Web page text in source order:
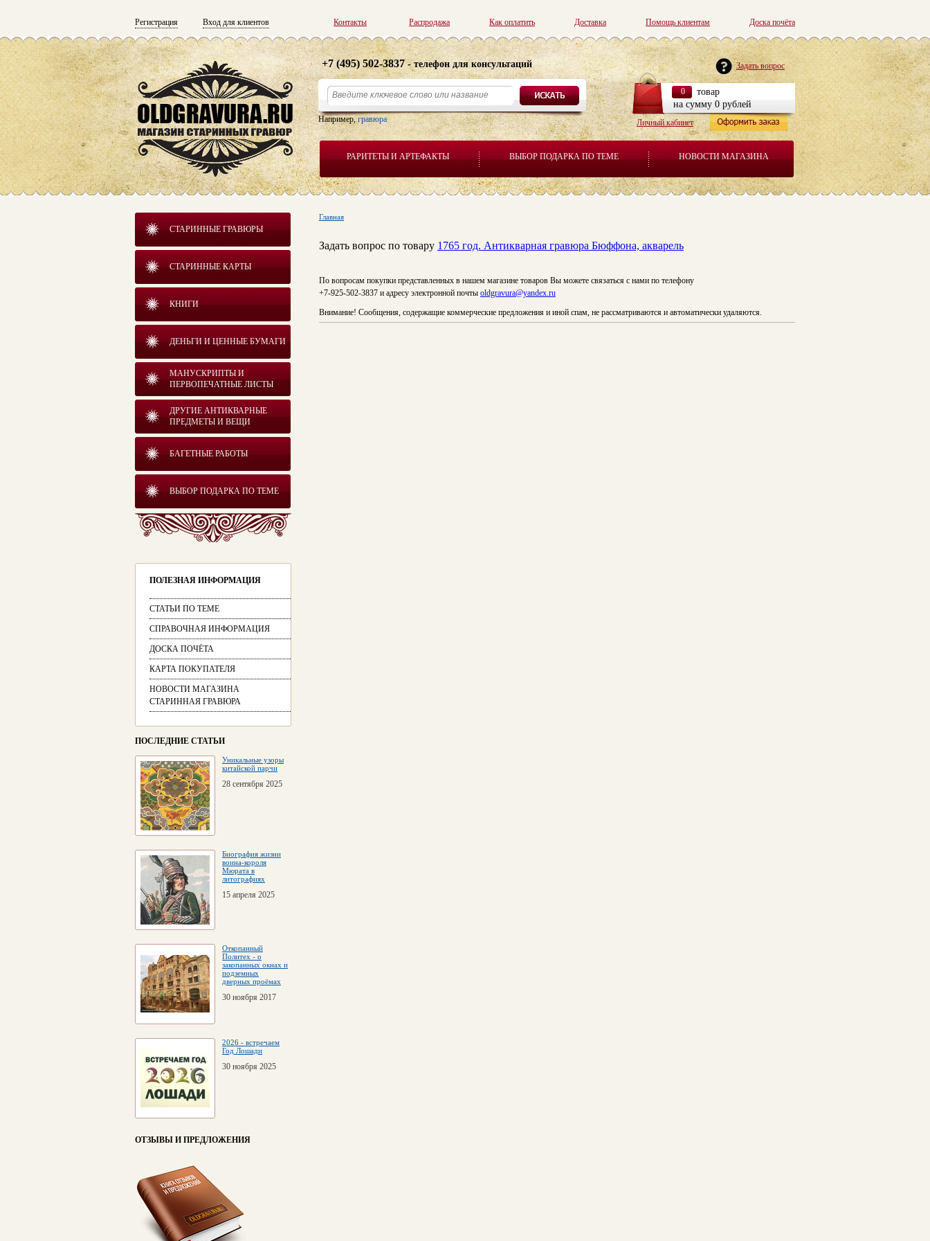
Регистрация Вход для клиентов Доска почёта
Помощь клиентам
Доставка
Как оплатить
Распродажа
Контакты
РАРИТЕТЫ И АРТЕФАКТЫ ВЫБОР ПОДАРКА ПО ТЕМЕ НОВОСТИ МАГАЗИНА
Личный кабинет
+7 (495) 502-3837- телефон для консультаций Задать вопрос
Например, гравюра
0
товар
на сумму 0 рублей
СТАРИННЫЕ ГРАВЮРЫ
СТАРИННЫЕ КАРТЫ
КНИГИ
ДЕНЬГИ И ЦЕННЫЕ БУМАГИ
МАНУСКРИПТЫ И
ПЕРВОПЕЧАТНЫЕ ЛИСТЫ
ДРУГИЕ АНТИКВАРНЫЕ
ПРЕДМЕТЫ И ВЕЩИ
БАГЕТНЫЕ РАБОТЫ
ВЫБОР ПОДАРКА ПО ТЕМЕ
ПОЛЕЗНАЯ ИНФОРМАЦИЯ
СТАТЬИ ПО ТЕМЕ
СПРАВОЧНАЯ ИНФОРМАЦИЯ
ДОСКА ПОЧЁТА
КАРТА ПОКУПАТЕЛЯ
НОВОСТИ МАГАЗИНА
СТАРИННАЯ ГРАВЮРА
ПОСЛЕДНИЕ СТАТЬИ
Уникальные узоры
китайской парчи
28 сентября 2025
Биография жизни
воина-короля
Мюрата в
литографиях
15 апреля 2025
Откопанный
Политех - о
закопанных окнах и
подземных
дверных проёмах
30 ноября 2017
2026 - встречаем
Год Лошади
30 ноября 2025
ОТЗЫВЫ И ПРЕДЛОЖЕНИЯ
Главная
Задать вопрос по товару 1765 год. Антикварная гравюра Бюффона, акварель
По вопросам покупки представленных в нашем магазине товаров Вы можете связаться с нами по телефону
+7-925-502-3837 и адресу электронной почты oldgravura@yandex.ru
Внимание! Сообщения, содержащие коммерческие предложения и иной спам, не рассматриваются и автоматически удаляются.